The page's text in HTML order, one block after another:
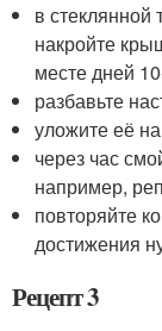
в стеклянной
накройте
месте дней
разбавьте
уложите её
через час
например,
повторяйте
достижения
Рецепт 3